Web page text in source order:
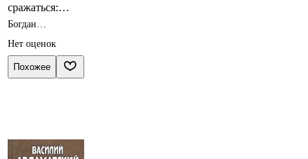
сражаться:
роман
Богдан
Нет оценок
Похожее